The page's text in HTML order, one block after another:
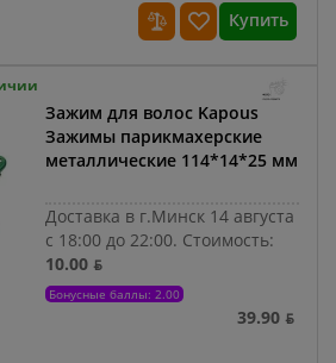
Купить
Зажим для волос Kapous
Зажимы парикмахерские
металлические 114*14*25 мм
Доставка в г.Минск 14 августа
с 18:00 до 22:00. Стоимость:
10.00 ƃ
Бонусные баллы: 2.00
39.90 ƃ